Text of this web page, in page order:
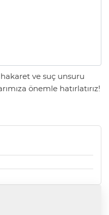
ve suç unsuru
önemle hatırlatırız!